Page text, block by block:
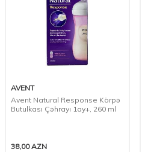
AVENT
Avent Natural Response Körpə
Butulkası Çəhrayı 1ay+, 260 ml
38,00AZN